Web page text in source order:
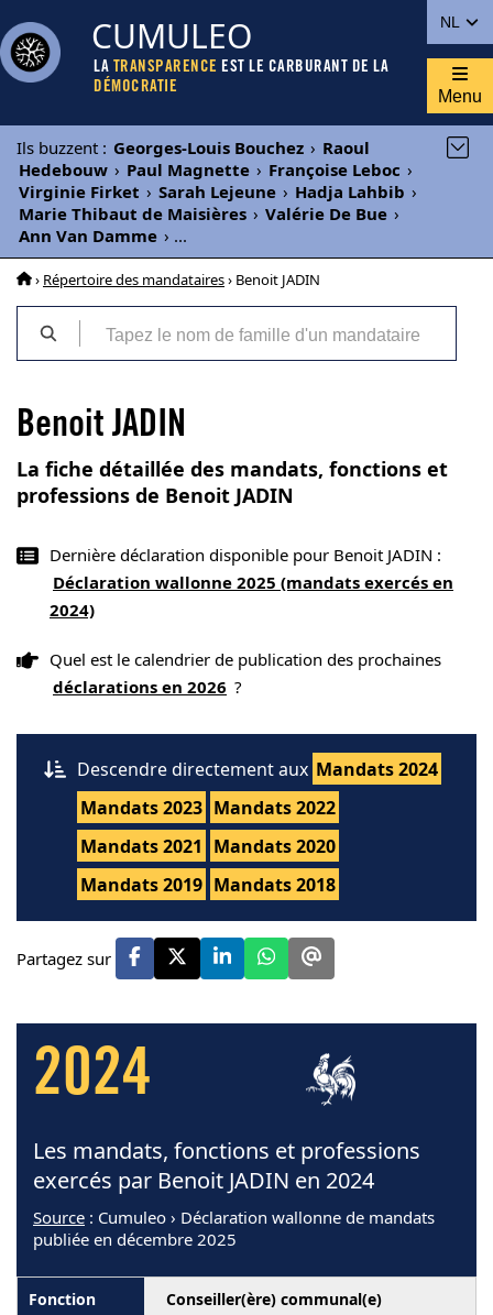
NL
CUMULEO
LA TRANSPARENCE EST LE CARBURANT DE LA
DÉMOCRATIE
Menu
Ils buzzent : Georges-Louis Bouchez › Raoul
Hedebouw › Paul Magnette › Françoise Leboc ›
Virginie Firket › Sarah Lejeune › Hadja Lahbib ›
Marie Thibaut de Maisières › Valérie De Bue ›
Ann Van Damme › ...
› Répertoire des mandataires› Benoit JADIN
Benoit JADIN
La fiche détaillée des mandats, fonctions et
professions de Benoit JADIN
Dernière déclaration disponible pour Benoit JADIN :
Déclaration wallonne 2025 (mandats exercés en
2024)
Quel est le calendrier de publication des prochaines
déclarations en 2026 ?
Descendre directement aux Mandats 2024
Mandats 2023 Mandats 2022
Mandats 2021 Mandats 2020
Mandats 2019 Mandats 2018
Partagez sur
2024
Les mandats, fonctions et professions
exercés par Benoit JADIN en 2024
Source : Cumuleo › Déclaration wallonne de mandats
publiée en décembre 2025
Conseiller(ère) communal(e)